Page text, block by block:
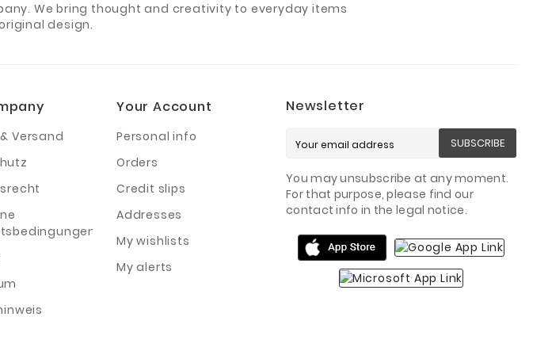
We bring thought and creativity to everyday items
design.
Versand
Your Account
Personal info
Orders
Credit slips
Addresses
My wishlists
My alerts
Newsletter
SUBSCRIBE
You may unsubscribe at any moment.
For that purpose, please find our
contact info in the legal notice.